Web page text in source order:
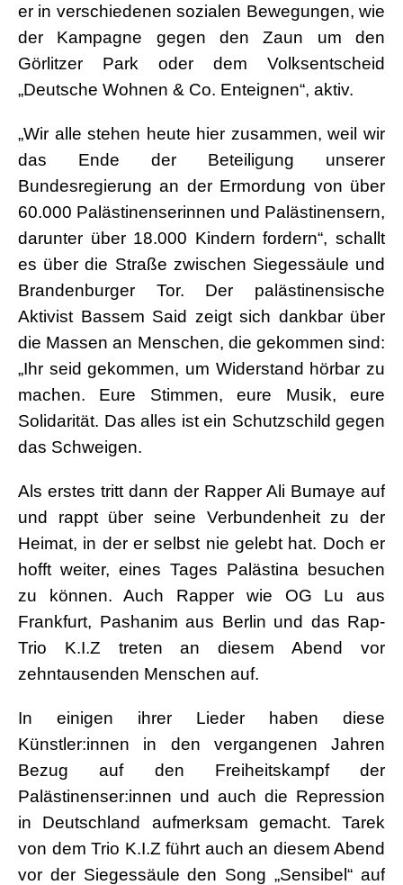
er in verschiedenen sozialen Bewegungen, wie
der Kampagne gegen den Zaun um den
Görlitzer Park oder dem Volksentscheid
„Deutsche Wohnen & Co. Enteignen“, aktiv.
„Wir alle stehen heute hier zusammen, weil wir
das Ende der Beteiligung unserer
Bundesregierung an der Ermordung von über
60.000 Palästinenserinnen und Palästinensern,
darunter über 18.000 Kindern fordern“, schallt
es über die Straße zwischen Siegessäule und
Brandenburger Tor. Der palästinensische
Aktivist Bassem Said zeigt sich dankbar über
die Massen an Menschen, die gekommen sind:
„Ihr seid gekommen, um Widerstand hörbar zu
machen. Eure Stimmen, eure Musik, eure
Solidarität. Das alles ist ein Schutzschild gegen
das Schweigen.
Als erstes tritt dann der Rapper Ali Bumaye auf
und rappt über seine Verbundenheit zu der
Heimat, in der er selbst nie gelebt hat. Doch er
hofft weiter, eines Tages Palästina besuchen
zu können. Auch Rapper wie OG Lu aus
Frankfurt, Pashanim aus Berlin und das Rap-
Trio K.I.Z treten an diesem Abend vor
zehntausenden Menschen auf.
In einigen ihrer Lieder haben diese
Künstler:innen in den vergangenen Jahren
Bezug auf den Freiheitskampf der
Palästinenser:innen und auch die Repression
in Deutschland aufmerksam gemacht. Tarek
von dem Trio K.I.Z führt auch an diesem Abend
vor der Siegessäule den Song „Sensibel“ auf